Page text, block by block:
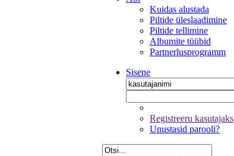
Kuidas alustada
Piltide üleslaadimine
Piltide tellimine
Albumite tüübid
Partnerlusprogramm
Sisene
Registreeru kasutajaks
Unustasid parooli?